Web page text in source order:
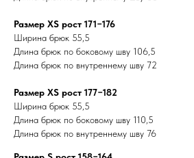
Размер XS рост 171−176
Ширина брюк 55,5
Длина брюк по боковому шву 106,5
Длина брюк по внутреннему шву 72
Размер XS рост 177−182
Ширина брюк 55,5
Длина брюк по боковому шву 110,5
Длина брюк по внутреннему шву 76